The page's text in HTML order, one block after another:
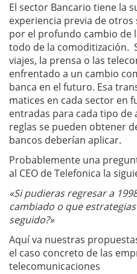
El sector Bancario tiene la
experiencia previa de
por el profundo cambio de
todo de la comoditización.
viajes, la prensa o las
enfrentado a un cambio
banca en el futuro. Esa
matices en cada sector en
entradas para cada tipo de
reglas se pueden obtener
bancos deberían aplicar.
Probablemente una
al CEO de Telefonica la
«Si pudieras regresar a
cambiado o que
seguido?»
Aquí va nuestras
el caso concreto de las
telecomunicaciones